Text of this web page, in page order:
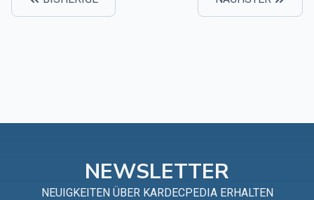
NEWSLETTER
NEUIGKEITEN ÜBER KARDECPEDIA ERHALTEN